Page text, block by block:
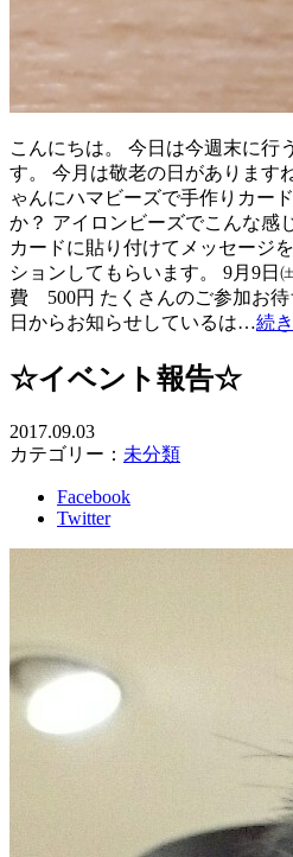
こんにちは。 今日は今週末に行
す。 今月は敬老の日があります
ゃんにハマビーズで手作りカー
か？ アイロンビーズでこんな感
カードに貼り付けてメッセージ
ションしてもらいます。 9月9日
費 500円 たくさんのご参加お
日からお知らせしているは…続
☆イベント報告☆
2017.09.03
カテゴリー： 未分類
Facebook
Twitter